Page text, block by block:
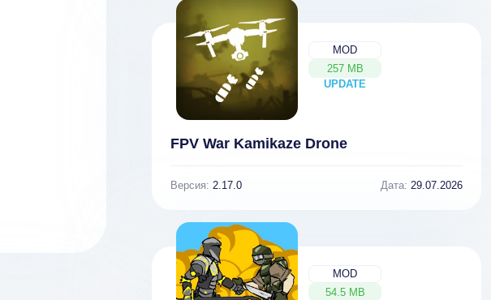
MOD
257 MB
UPDATE
NEW
FPV War Kamikaze Drone
Версия: 2.17.0 Дата: 29.07.2026
MOD
54.5 MB